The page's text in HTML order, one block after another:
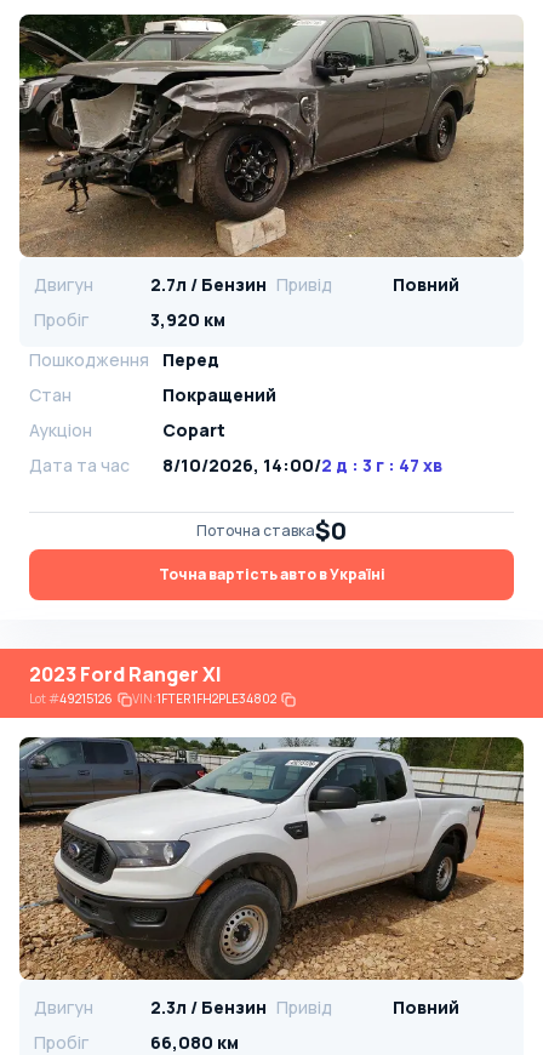
Двигун 2.7л / Бензин Привід
Повний
Пробіг
3,920 км
Пошкодження
Перед
Стан
Покращений
Аукціон
Copart
Дата та час
8/10/2026, 14:00/2 д : 3 г : 47 хв
Поточна ставка$0
Точна вартість авто в Україні
2023 Ford Ranger Xl
Lot#49215126 VIN:1FTER1FH2PLE34802
Двигун 2.3л / Бензин Привід
Повний
Пробіг
66,080 км